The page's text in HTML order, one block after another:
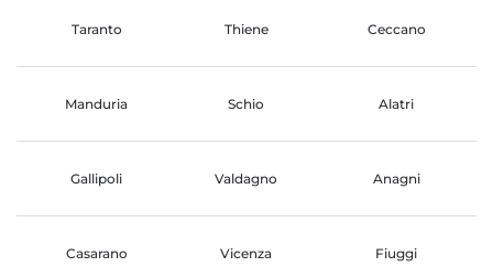
Taranto Thiene Ceccano
Manduria Schio Alatri
Gallipoli Valdagno Anagni
Casarano Vicenza Fiuggi